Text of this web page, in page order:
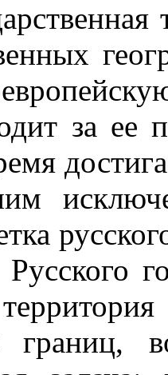
за ее
границ,